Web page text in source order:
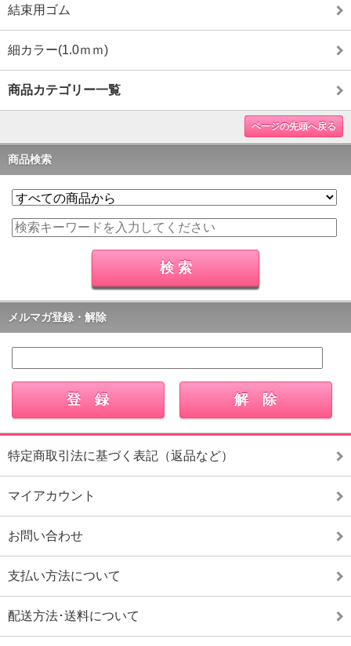
結束用ゴム
細カラー(1.0ｍｍ)
商品カテゴリー一覧
ページの先頭へ戻る
商品検索
メルマガ登録・解除
特定商取引法に基づく表記（返品など）
マイアカウント
お問い合わせ
支払い方法について
配送方法･送料について